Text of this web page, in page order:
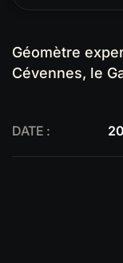
Géomètre
Cévennes, le
DATE :